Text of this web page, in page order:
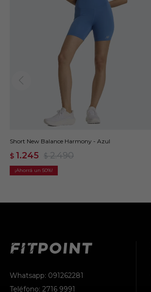
Short New Balance Harmony - Azul
$ 1.245 $ 2.490
50
Whatsapp: 091262281
Teléfono: 2716 9991